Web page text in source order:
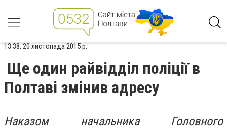
13:38, 20 листопада 2015 р.
Ще один райвідділ поліції в
Полтаві змінив адресу
Наказом начальника Головного